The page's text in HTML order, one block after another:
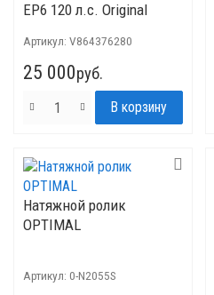
EP6 120 л.с. Original
Артикул: V864376280
25 000руб.
Натяжной ролик
OPTIMAL
Артикул: 0-N2055S